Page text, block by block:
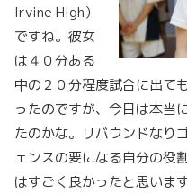
Irvine High）
ですね。彼女
は４０分ある
中の２０分程度試合に出て
ったのですが、今日は本当
たのかな。リバウンドなり
ェンスの要になる自分の役
はすごく良かったと思いま